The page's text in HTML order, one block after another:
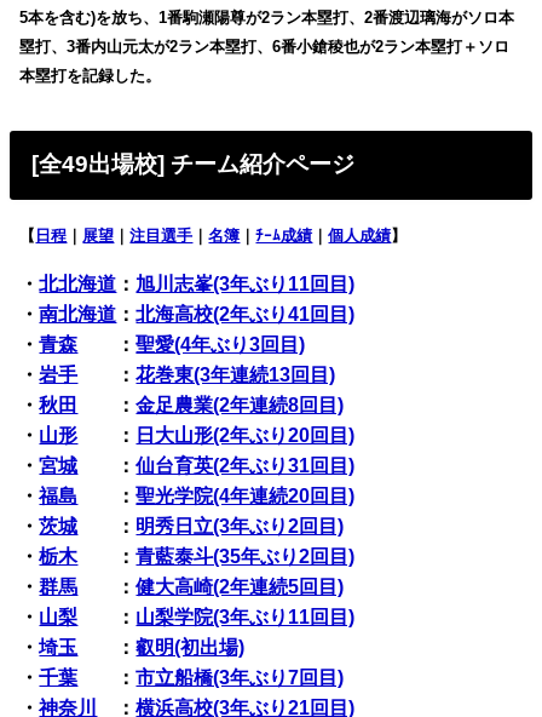
5本を含む)を放ち、1番駒瀬陽尊が2ラン本塁打、2番渡辺璃海がソロ本
塁打、3番内山元太が2ラン本塁打、6番小鎗稜也が2ラン本塁打＋ソロ
本塁打を記録した。
[全49出場校] チーム紹介ページ
【 日程 展望 ｜注目選手 ｜名簿 ｜ﾁｰﾑ成績 ｜個人成績】
・北北海道 ： 旭川志峯(3年ぶり11回目)
・南北海道 ：北海高校(2年ぶり41回目)
・青森 ：聖愛(4年ぶり3回目)
・岩手 ：花巻東(3年連続13回目)
・秋田 ：金足農業(2年連続8回目)
・ 山形 ： 日大山形(2年ぶり20回目)
・宮城 ：仙台育英(2年ぶり31回目)
・福島 ：聖光学院(4年連続20回目)
・茨城 ： 明秀日立(3年ぶり2回目)
・栃木：青藍泰斗(35年ぶり2回目)
・群馬 ：健大高崎(2年連続5回目)
・ 山梨 ： 山梨学院(3年ぶり11回目)
・埼玉 ：叡明(初出場)
・千葉 ：市立船橋(3年ぶり7回目)
・神奈川 ：横浜高校(3年ぶり21回目)